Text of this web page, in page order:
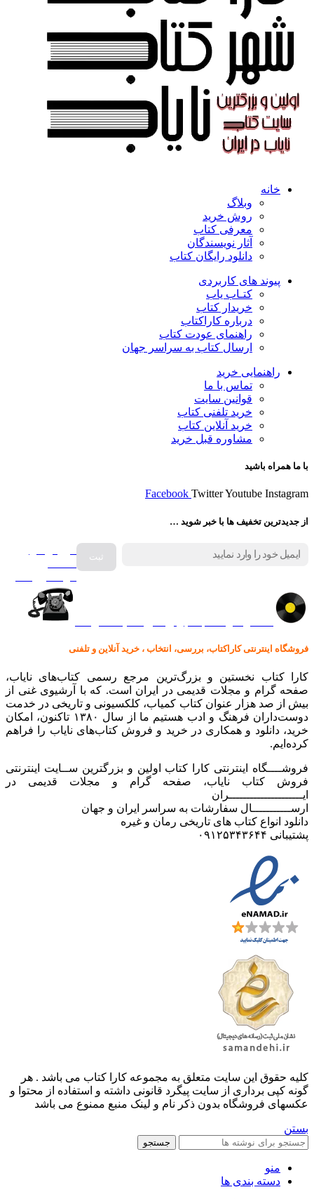
خانه
وبلاگ
روش خرید
معرفی کتاب
آثار نویسندگان
دانلود رایگان کتاب
پیوند های کاربردی
کتـاب یاب
خریدار کتاب
درباره کاراکتاب
راهنمای عودت کتاب
ارسال کتاب به سراسر جهان
راهنمایی خرید
تماس با ما
قوانین سایت
خرید تلفنی کتاب
خرید آنلاین کتاب
مشاوره قبل خرید
با ما همراه باشید
Facebook TwitterYoutube Instagram
از جدیدترین تخفیف ها با خبر شوید …
فروش انواع
فروشگاه اینترنتی کاراکتاب، بررسی، انتخاب ، خرید آنلاین و تلفنی
کارا کتاب نخستین و بزرگ‌ترین مرجع رسمی کتاب‌های نایاب،
صفحه گرام و مجلات قدیمی در ایران است. که با آرشیوی غنی از
بیش از صد هزار عنوان کتاب کمیاب، کلکسیونی و تاریخی در خدمت
دوست‌داران فرهنگ و ادب هستیم ما از سال ۱۳۸۰ تاکنون، امکان
خرید، دانلود و همکاری در خرید و فروش کتاب‌های نایاب را فراهم
کرده‌ایم.
فروشــــگاه اینترنتی کارا کتاب اولین و بزرگترین ســایت اینترنتی
فروش کتاب نایاب، صفحه گرام و مجلات قدیمی در
ایـــــــــــــــــــــران
ارســـــــــــال سفارشات به سراسر ایران و جهان
دانلود انواع کتاب های تاریخی رمان و غیره
پشتیبانی ۰۹۱۲۵۳۴۳۶۴۴
کليه حقوق اين سايت متعلق به مجموعه کارا کتاب می باشد . هر
گونه کپی برداری از سایت پیگرد قانونی داشته و استفاده از محتوا و
عکسهای فروشگاه بدون ذکر نام و لینک منبع ممنوع می باشد
بستن
جستجو
منو
دسته بندی ها